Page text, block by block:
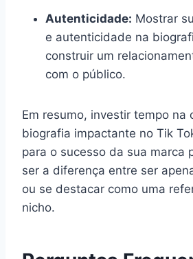
Autenticidade: Mostrar
e autenticidade na
construir um
com o público.
Em resumo, investir tempo na
biografia impactante no Tik
para o sucesso da sua marca
ser a diferença entre ser
ou se destacar como uma
nicho.